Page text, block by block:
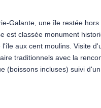
Galante, une île restée
est classée monument
aux cent moulins. Visite
traditionnels avec la
(boissons incluses) suivi